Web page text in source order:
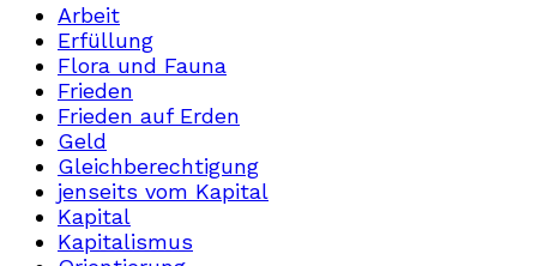
Arbeit
Erfüllung
Flora und Fauna
Frieden
Frieden auf Erden
Geld
Gleichberechtigung
jenseits vom Kapital
Kapital
Kapitalismus